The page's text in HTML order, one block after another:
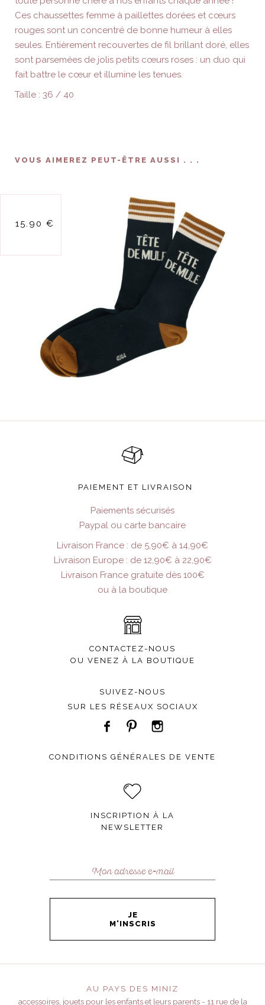
Ces chaussettes femme à paillettes dorées et cœurs
rouges sont un concentré de bonne humeur à elles
seules. Entièrement recouvertes de fil brillant doré, elles
sont parsemées de jolis petits cœurs roses : un duo qui
fait battre le cœur et illumine les tenues.
Taille : 36 / 40
VOUS AIMEREZ PEUT-ÊTRE AUSSI . . .
chaussettes tete
de mule
15.90 €
PAIEMENT ET LIVRAISON
Paiements sécurisés
Paypal ou carte bancaire
Livraison France : de 5,90€ à 14,90€
Livraison Europe : de 12,90€ à 22,90€
Livraison France gratuite dès 100€
ou à la boutique
CONTACTEZ-NOUS
OU VENEZ À LA BOUTIQUE
SUIVEZ-NOUS
SUR LES RÉSEAUX SOCIAUX
CONDITIONS GÉNÉRALES DE VENTE
INSCRIPTION À LA
NEWSLETTER
JE
M'INSCRIS
AU PAYS DES MINIZ
accessoires, jouets pour les enfants et leurs parents - 11 rue de la